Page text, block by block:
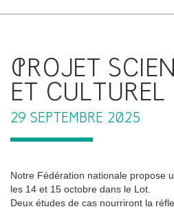
PROJET SCIENTIFIQUE
ET CULTUREL
29 SEPTEMBRE 2025
Notre Fédération nationale propose
les 14 et 15 octobre dans le Lot.
Deux études de cas nourriront la